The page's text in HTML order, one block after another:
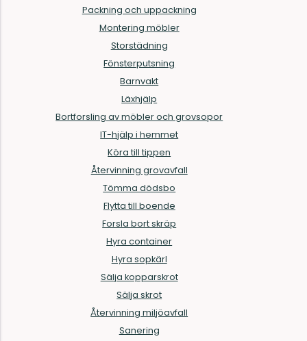
Packning och uppackning
Montering möbler
Storstädning
Fönsterputsning
Barnvakt
Läxhjälp
Bortforsling av möbler och grovsopor
IT-hjälp i hemmet
Köra till tippen
Återvinning grovavfall
Tömma dödsbo
Flytta till boende
Forsla bort skräp
Hyra container
Hyra sopkärl
Sälja kopparskrot
Sälja skrot
Återvinning miljöavfall
Sanering